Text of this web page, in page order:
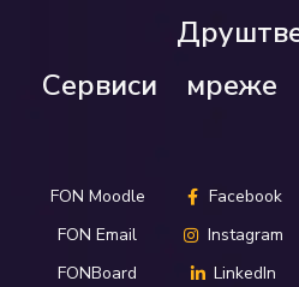
Сервиси
FON Moodle
FON Email
FONBoard
мреже
Facebook
Instagram
LinkedIn